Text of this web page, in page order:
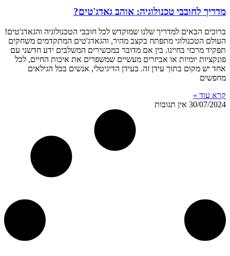
מדריך לחובבי טכנולוגיה: אוהב גאדג'טים?
ברוכים הבאים למדריך שלנו שמוקדש לכל חובבי הטכנולוגיה והגאדג'טים!
העולם הטכנולוגי מתפתח בקצב מהיר, והגאדג'טים המתקדמים משחקים
תפקיד מרכזי בחיינו. בין אם מדובר במכשירים המשלבים ידע חדשני עם
פונקציות יומיות או אביזרים מעשיים שמשפרים את איכות החיים, לכל
אחד יש מקום בתוך עידן זה. בעידן הדיגיטלי, אנשים בכל הגילאים
מחפשים
קרא עוד »
30/07/2024 אין תגובות